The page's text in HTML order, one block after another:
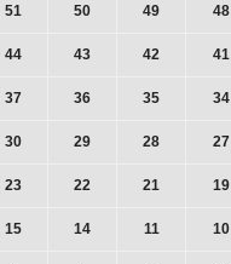
51 50 49 48
44 43 42 41
37 36 35 34
30 29 28 27
23 22 21 19
15 14 11 10